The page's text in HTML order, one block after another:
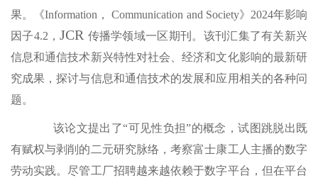
果。《Information， Communication and Society》2024年影响
因子4.2，JCR 传播学领域一区期刊 。该刊汇集了有关新兴
信息和通信技术新兴特性对社会、经济和文化影响的最新研
究成果，探讨与信息和通信技术的发展和应用相关的各种问
题。
该论文提出了“可见性负担”的概念，试图跳脱出既
有赋权与剥削的二元研究脉络，考察富士康工人主播的数字
劳动实践。尽管工厂招聘越来越依赖于数字平台，但在平台